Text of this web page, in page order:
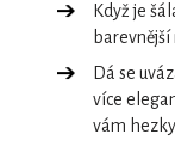
Když je
Dá se
více
vám